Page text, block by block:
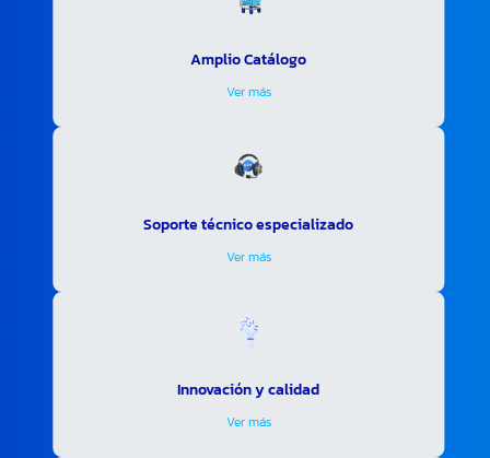
Amplio Catálogo
Ver más
Soporte técnico especializado
Ver más
Innovación y calidad
Ver más